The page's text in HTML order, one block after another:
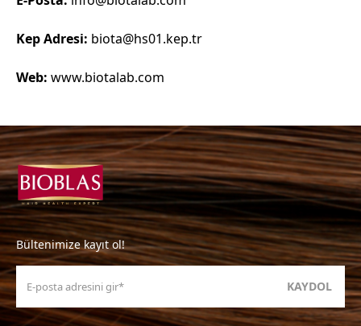
Kep Adresi: biota@hs01.kep.tr
Web: www.biotalab.com
Bültenimize kayıt ol!
KAYDOL